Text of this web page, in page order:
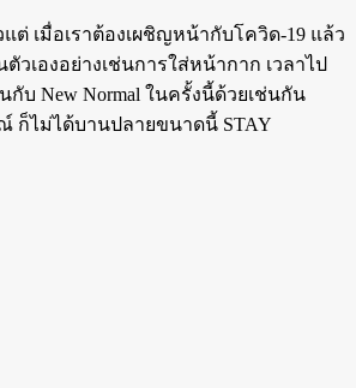
ต่ เมื่อเราต้องเผชิญหน้ากับโควิด-19 แล้ว
เองอย่างเช่นการใส่หน้ากาก เวลาไป
New Normal ในครั้งนี้ด้วยเช่นกัน
ก็ไม่ได้บานปลายขนาดนี้ STAY